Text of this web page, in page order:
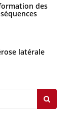
des
latérale